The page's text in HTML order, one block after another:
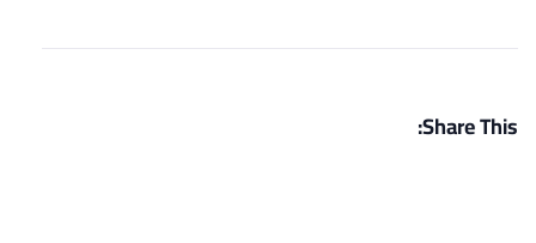
Share This: